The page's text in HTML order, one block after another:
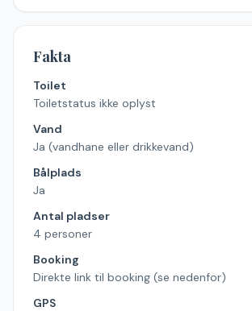
Fakta
Toilet
Toiletstatus ikke oplyst
Vand
Ja (vandhane eller drikkevand)
Bålplads
Ja
Antal pladser
4 personer
Booking
Direkte link til booking (se nedenfor)
GPS